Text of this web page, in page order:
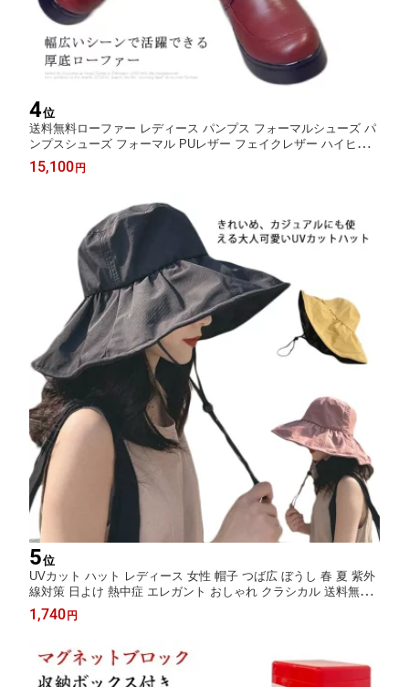
4位
送料無料ローファー レディース パンプス フォーマルシューズ パ
ンプスシューズ フォーマル PUレザー フェイクレザー ハイヒー
ルシューズ フラット ぺたんこ 厚底 シューズ 靴 お洒落 上品 春新
作
15,100 円
5位
UVカット ハット レディース 女性 帽子 つば広 ぼうし 春 夏 紫外
線対策 日よけ 熱中症 エレガント おしゃれ クラシカル 送料無料
可愛い カジュアル おでかけ デート デイリー 海 プール アウトド
ア ピンク ベージュ ブラック イエロー オフホワイト
1,740 円